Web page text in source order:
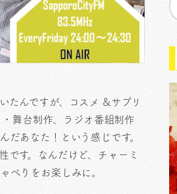
たんですが、コスメ &サプリ
舞台制作、ラジオ番組制作
だあなた！という感じです。
です。なんだけど、チャーミ
べりをお楽しみに。